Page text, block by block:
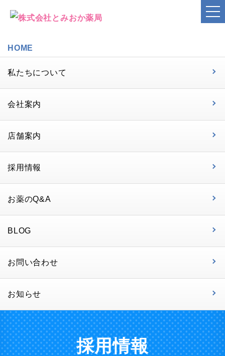
HOME
私たちについて
会社案内
店舗案内
採用情報
お薬のQ&A
BLOG
お問い合わせ
お知らせ
採用情報